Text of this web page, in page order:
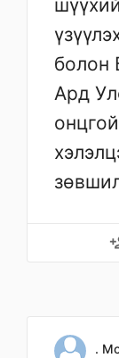
болон
Ард
.